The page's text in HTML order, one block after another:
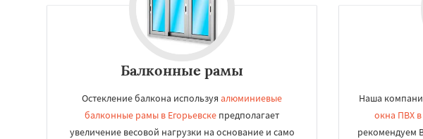
Балконные рамы
Остекление балкона используя алюминиевые
балконные рамы в Егорьевске предполагает
увеличение весовой нагрузки на основание и само
Наша
окна ПВХ в
рекомендуем